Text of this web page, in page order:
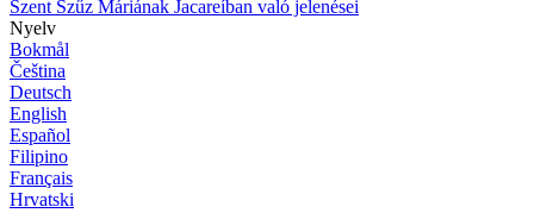
Szent Szűz Máriának Jacareíban való jelenései
Nyelv
Bokmål
Čeština
Deutsch
English
Español
Filipino
Français
Hrvatski